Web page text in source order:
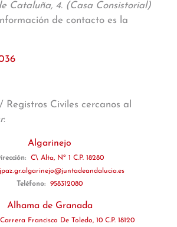
Cataluña, 4. (Casa Consistorial)
de contacto es la
Registros Civiles cercanos al
:
Algarinejo
C\ Alta, Nº 1 C.P. 18280
jpaz.gr.algarinejo@juntadeandalucia.es
Teléfono:
958312080
Alhama de Granada
Carrera Francisco De Toledo, 10 C.P. 18120